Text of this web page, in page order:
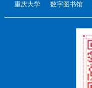
重庆大学
数字图书馆